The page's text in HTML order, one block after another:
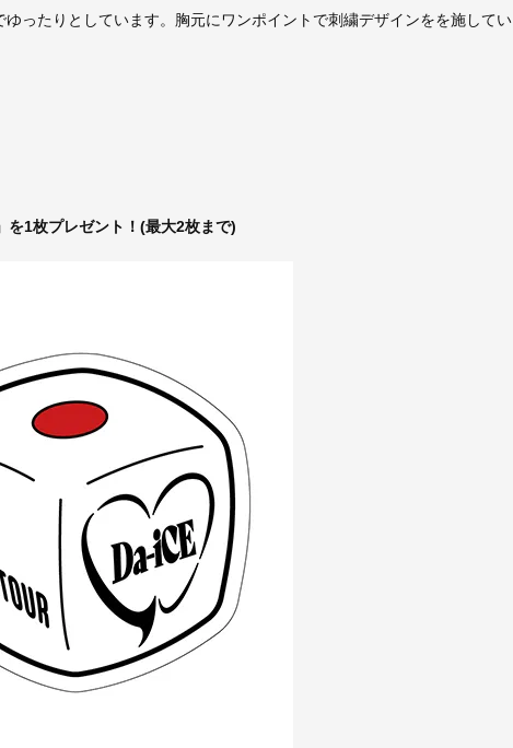
ったりとしています。胸元にワンポイントで刺繍デザインをを施してい
を1枚プレゼント！(最大2枚まで)